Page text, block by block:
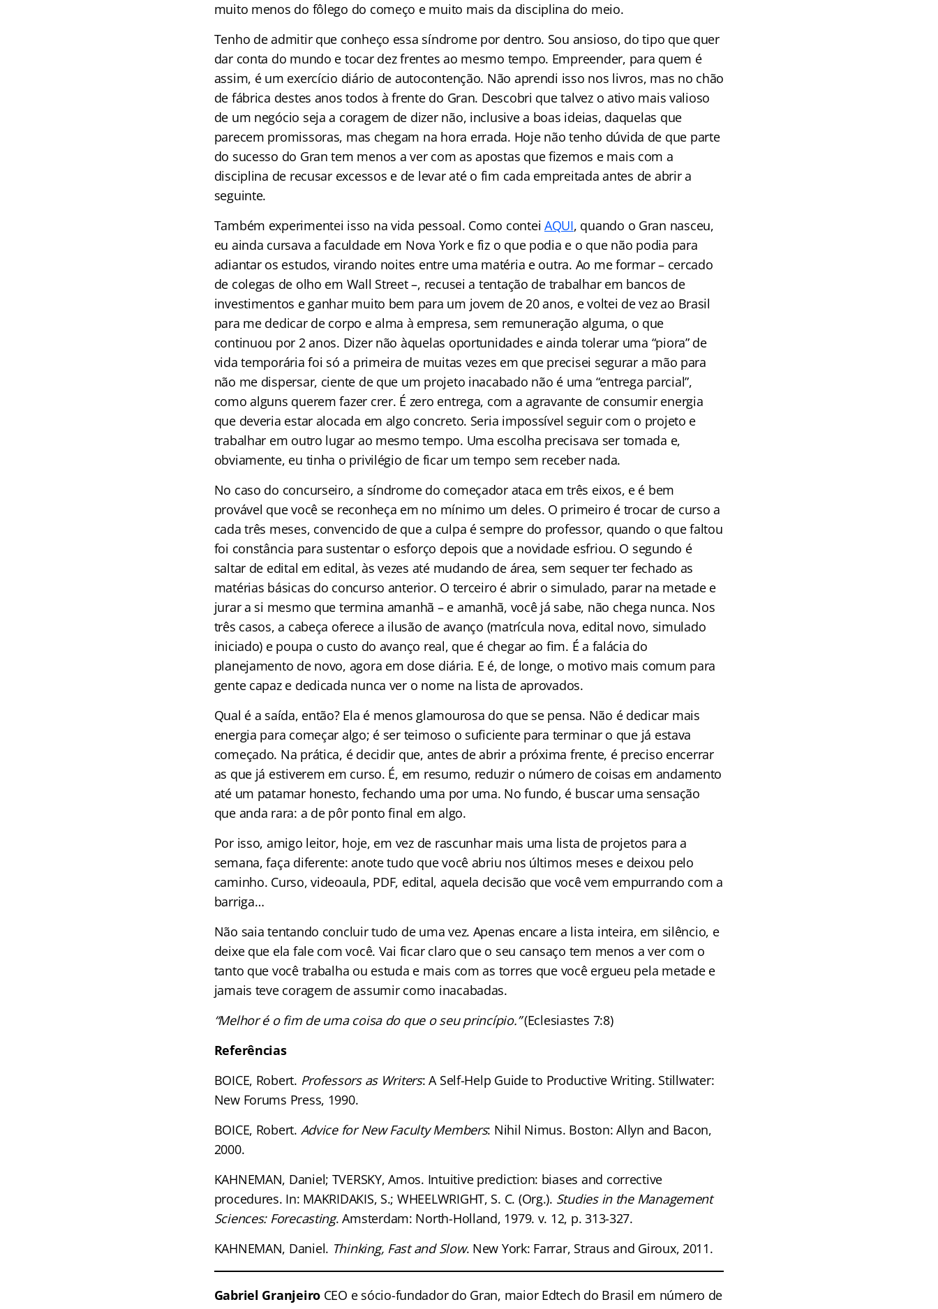
muito menos do fôlego do começo e muito mais da disciplina do meio.
Tenho de admitir que conheço essa síndrome por dentro. Sou ansioso, do tipo que quer
dar conta do mundo e tocar dez frentes ao mesmo tempo. Empreender, para quem é
assim, é um exercício diário de autocontenção. Não aprendi isso nos livros, mas no chão
de fábrica destes anos todos à frente do Gran. Descobri que talvez o ativo mais valioso
de um negócio seja a coragem de dizer não, inclusive a boas ideias, daquelas que
parecem promissoras, mas chegam na hora errada. Hoje não tenho dúvida de que parte
do sucesso do Gran tem menos a ver com as apostas que fizemos e mais com a
disciplina de recusar excessos e de levar até o fim cada empreitada antes de abrir a
seguinte.
Também experimentei isso na vida pessoal. Como conteiAQUI, quando o Gran nasceu,
eu ainda cursava a faculdade em Nova York e fiz o que podia e o que não podia para
adiantar os estudos, virando noites entre uma matéria e outra. Ao me formar – cercado
de colegas de olho em Wall Street –, recusei a tentação de trabalhar em bancos de
investimentos e ganhar muito bem para um jovem de 20 anos, e voltei de vez ao Brasil
para me dedicar de corpo e alma à empresa, sem remuneração alguma, o que
continuou por 2 anos. Dizer não àquelas oportunidades e ainda tolerar uma “piora” de
vida temporária foi só a primeira de muitas vezes em que precisei segurar a mão para
não me dispersar, ciente de que um projeto inacabado não é uma “entrega parcial”,
como alguns querem fazer crer. É zero entrega, com a agravante de consumir energia
que deveria estar alocada em algo concreto. Seria impossível seguir com o projeto e
trabalhar em outro lugar ao mesmo tempo. Uma escolha precisava ser tomada e,
obviamente, eu tinha o privilégio de ficar um tempo sem receber nada.
No caso do concurseiro, a síndrome do começador ataca em três eixos, e é bem
provável que você se reconheça em no mínimo um deles. O primeiro é trocar de curso a
cada três meses, convencido de que a culpa é sempre do professor, quando o que faltou
foi constância para sustentar o esforço depois que a novidade esfriou. O segundo é
saltar de edital em edital, às vezes até mudando de área, sem sequer ter fechado as
matérias básicas do concurso anterior. O terceiro é abrir o simulado, parar na metade e
jurar a si mesmo que termina amanhã – e amanhã, você já sabe, não chega nunca. Nos
três casos, a cabeça oferece a ilusão de avanço (matrícula nova, edital novo, simulado
iniciado) e poupa o custo do avanço real, que é chegar ao fim. É a falácia do
planejamento de novo, agora em dose diária. E é, de longe, o motivo mais comum para
gente capaz e dedicada nunca ver o nome na lista de aprovados.
Qual é a saída, então? Ela é menos glamourosa do que se pensa. Não é dedicar mais
energia para começar algo; é ser teimoso o suficiente para terminar o que já estava
começado. Na prática, é decidir que, antes de abrir a próxima frente, é preciso encerrar
as que já estiverem em curso. É, em resumo, reduzir o número de coisas em andamento
até um patamar honesto, fechando uma por uma. No fundo, é buscar uma sensação
que anda rara: a de pôr ponto final em algo.
Por isso, amigo leitor, hoje, em vez de rascunhar mais uma lista de projetos para a
semana, faça diferente: anote tudo que você abriu nos últimos meses e deixou pelo
caminho. Curso, videoaula, PDF, edital, aquela decisão que você vem empurrando com a
barriga…
Não saia tentando concluir tudo de uma vez. Apenas encare a lista inteira, em silêncio, e
deixe que ela fale com você. Vai ficar claro que o seu cansaço tem menos a ver com o
tanto que você trabalha ou estuda e mais com as torres que você ergueu pela metade e
jamais teve coragem de assumir como inacabadas.
“Melhor é o fim de uma coisa do que o seu princípio.”(Eclesiastes 7:8)
Referências
BOICE, Robert. Professors as Writers: A Self-Help Guide to Productive Writing. Stillwater:
New Forums Press, 1990.
BOICE, Robert. Advice for New Faculty Members: Nihil Nimus. Boston: Allyn and Bacon,
2000.
KAHNEMAN, Daniel; TVERSKY, Amos. Intuitive prediction: biases and corrective
procedures. In: MAKRIDAKIS, S.; WHEELWRIGHT, S. C. (Org.). Studies in the Management
Sciences: Forecasting. Amsterdam: North-Holland, 1979. v. 12, p. 313-327.
KAHNEMAN, Daniel. Thinking, Fast and Slow. New York: Farrar, Straus and Giroux, 2011.
Gabriel Granjeiro CEO e sócio-fundador do Gran, maior Edtech do Brasil em número de